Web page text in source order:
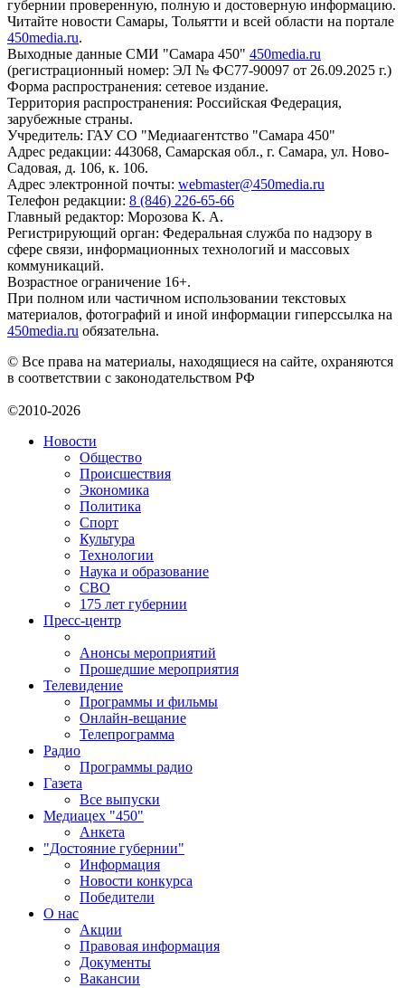
губернии проверенную, полную и достоверную информацию.
Читайте новости Самары, Тольятти и всей области на портале
450media.ru.
Выходные данные СМИ "Самара 450" 450media.ru
(регистрационный номер: ЭЛ № ФС77-90097 от 26.09.2025 г.)
Форма распространения: сетевое издание.
Территория распространения: Российская Федерация,
зарубежные страны.
Учредитель: ГАУ СО "Медиаагентство "Самара 450"
Адрес редакции: 443068, Самарская обл., г. Самара, ул. Ново-
Садовая, д. 106, к. 106.
Адрес электронной почты: webmaster@450media.ru
Телефон редакции: 8 (846) 226-65-66
Главный редактор: Морозова К. А.
Регистрирующий орган: Федеральная служба по надзору в
сфере связи, информационных технологий и массовых
коммуникаций.
Возрастное ограничение 16+.
При полном или частичном использовании текстовых
материалов, фотографий и иной информации гиперссылка на
450media.ru обязательна.
© Все права на материалы, находящиеся на сайте, охраняются
в соответствии с законодательством РФ
©2010-2026
Новости
Общество
Происшествия
Экономика
Политика
Спорт
Культура
Технологии
Наука и образование
СВО
175 лет губернии
Пресс-центр
Анонсы мероприятий
Прошедшие мероприятия
Телевидение
Программы и фильмы
Онлайн-вещание
Телепрограмма
Радио
Программы радио
Газета
Все выпуски
Медиацех "450"
Анкета
"Достояние губернии"
Информация
Новости конкурса
Победители
О нас
Акции
Правовая информация
Документы
Вакансии